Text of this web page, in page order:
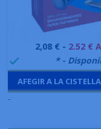
Preu
2,08 € - 2.52 €
 * -
AFEGIR A LA CISTELLA
-